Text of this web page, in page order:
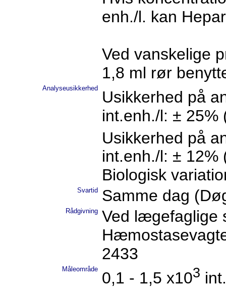
enh./l. kan
Ved vanskelige
1,8 ml rør
Analyseusikkerhed
Usikkerhed på
int.enh./l: ± 25%
Usikkerhed på
int.enh./l: ± 12%
Biologisk
Svartid Samme dag
Rådgivning Ved lægefaglige
2433
Måleområde 0,1 - 1,5 x103